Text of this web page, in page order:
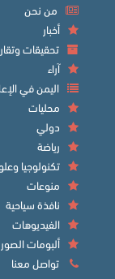
من نحن
أخبار
تحقيقات
آراء
اليمن في
محليات
دولي
رياضة
تكنولوجيا
منوعات
نافذة سياحية
الفيديوهات
ألبومات الصور
تواصل معنا